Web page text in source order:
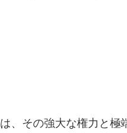
、その強大な権力と